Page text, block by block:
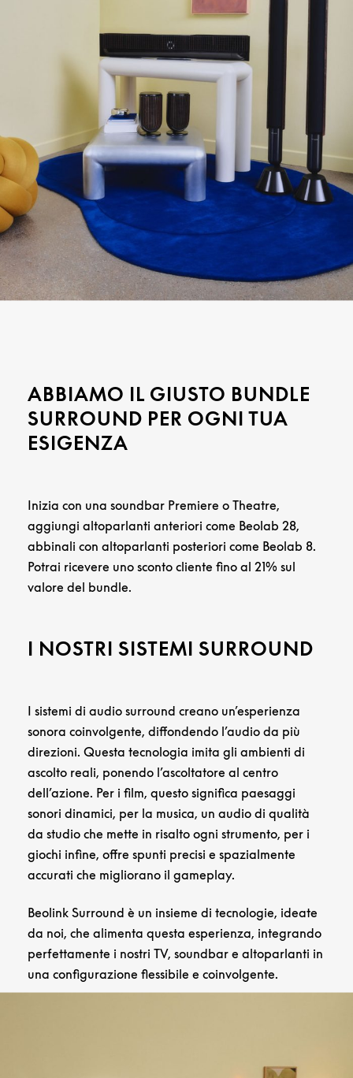
ABBIAMO IL GIUSTO BUNDLE
SURROUND PER OGNI TUA
ESIGENZA
Inizia con una soundbar Premiere o Theatre,
aggiungi altoparlanti anteriori come Beolab 28,
abbinali con altoparlanti posteriori come Beolab 8.
Potrai ricevere uno sconto cliente fino al 21% sul
valore del bundle.
I NOSTRI SISTEMI SURROUND
I sistemi di audio surround creano un’esperienza
sonora coinvolgente, diffondendo l’audio da più
direzioni. Questa tecnologia imita gli ambienti di
ascolto reali, ponendo l’ascoltatore al centro
dell’azione. Per i film, questo significa paesaggi
sonori dinamici, per la musica, un audio di qualità
da studio che mette in risalto ogni strumento, per i
giochi infine, offre spunti precisi e spazialmente
accurati che migliorano il gameplay.
Beolink Surround è un insieme di tecnologie, ideate
da noi, che alimenta questa esperienza, integrando
perfettamente i nostri TV, soundbar e altoparlanti in
una configurazione flessibile e coinvolgente.